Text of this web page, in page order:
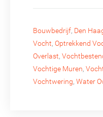
Bouwbedrijf, Den
Vocht, Optrekkend
Overlast,
Vochtige Muren,
Vochtwering, Water